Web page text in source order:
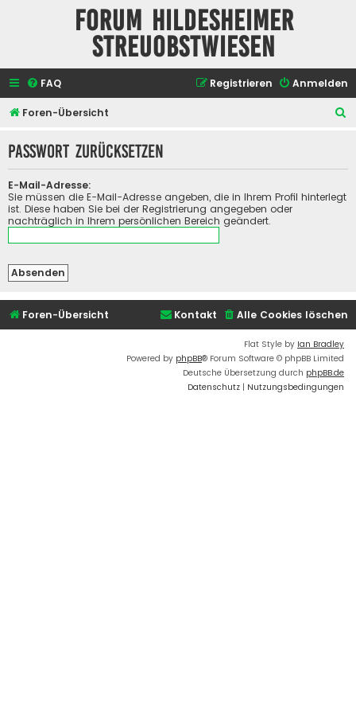
Forum Hildesheimer
Streuobstwiesen
FAQ Anmelden
Registrieren
Foren-Übersicht
h
Passwort zurücksetzen
E-Mail-Adresse:
Sie müssen die E-Mail-Adresse angeben, die in Ihrem Profil hinterlegt
ist. Diese haben Sie bei der Registrierung angegeben oder
nachträglich in Ihrem persönlichen Bereich geändert.
Foren-Übersicht Alle Cookies löschen
Kontakt
Flat Style by Ian Bradley
Powered by phpBB® Forum Software © phpBB Limited
Deutsche Übersetzung durch phpBB.de
Datenschutz | Nutzungsbedingungen